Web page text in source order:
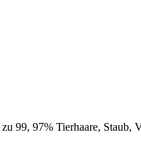
99, 97% Tierhaare, Staub,